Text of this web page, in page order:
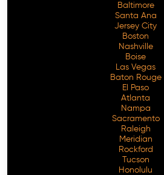
Baltimore
Santa Ana
Jersey City
Boston
Nashville
Boise
Las Vegas
Baton Rouge
El Paso
Atlanta
Nampa
Sacramento
Raleigh
Meridian
Rockford
Tucson
Honolulu